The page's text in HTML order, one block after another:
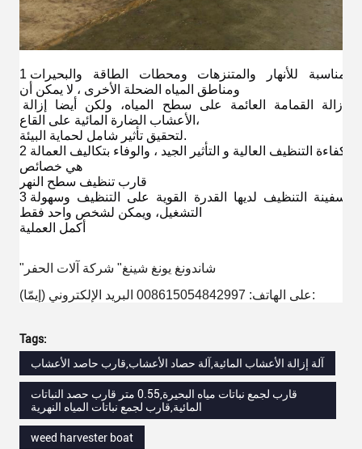
1مناسبة للأنهار والمتنزهات ومحطات الطاقة والبحيرات
ومناطق المياه الضحلة الأخرى ، لا يمكن أن
الأعشاب الضارة المائية على القاع،
لتحقيق تأثير شامل لحماية البيئة.
2كفاءة التنظيف العالية و التأثير الجيد ، والوفاء بتكاليف العمالة
هي خصائص
قارب تنظيف سطح النهر
3سفينة التنظيف لديها القدرة القوية على التنظيف وسهولة
التشغيل، ويمكن لشخص واحد فقط
أكمل العملية
"شاندونغ يونغ شينغ" شركة آلات الحفر
(إيمّا) على الهاتف: 008615054842997 البريد الإلكتروني:
Tags:
آلة إزالة الأعشاب المائية,آلة حصاد الأعشاب,قارب حاصد الأعشاب
قارب لجمع نباتات مياه البحيرة,0.55 متر قارب حصد النباتات
المائية,قارب لجمع نباتات المياه النهرية
weed harvester boat